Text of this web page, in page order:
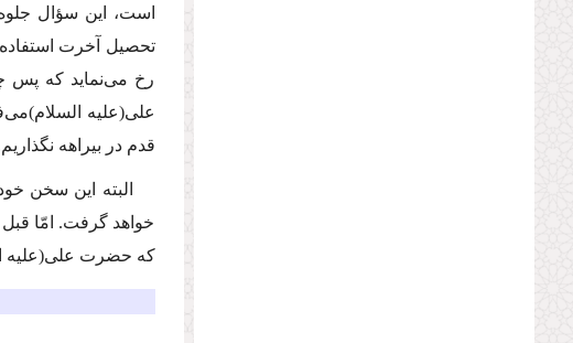
است، این سؤال
تحصیل آخرت استفاده
رخ مى‌نماید كه پس
على(علیه السلام)
قدم در بیراهه
البته این سخن
خواهد گرفت. امّا
كه حضرت على(علیه